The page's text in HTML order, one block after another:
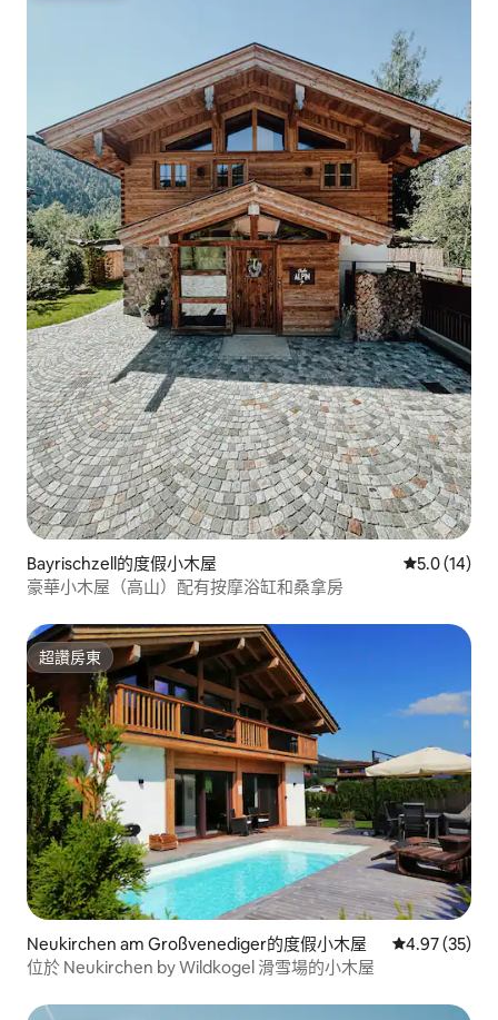
Bayrischzell的度假小木屋 從 14 則評
5.0 (14)
豪華小木屋（高山）配有按摩浴缸和桑拿房
超讚房東
超讚房東
Neukirchen am Großvenediger的度假小木屋 從 35 則評價
4.97 (35)
位於 Neukirchen by Wildkogel 滑雪場的小木屋